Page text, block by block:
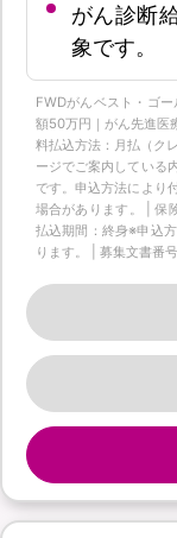
がん診断
象です。
FWDがんベスト・ゴ
額50万円｜がん先進医
料払込方法：月払（ク
ージでご案内している
です。申込方法により
場合があります。 | 保
払込期間：終身※申込
ります。 | 募集文書番